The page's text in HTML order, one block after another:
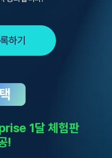
하기
1달 체험판
!